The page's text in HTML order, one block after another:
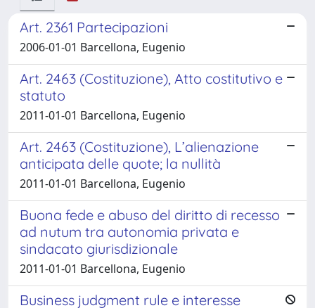
Art. 2361 Partecipazioni
2006-01-01 Barcellona, Eugenio
Art. 2463 (Costituzione), Atto costitutivo e
statuto
2011-01-01 Barcellona, Eugenio
Art. 2463 (Costituzione), L’alienazione
anticipata delle quote; la nullità
2011-01-01 Barcellona, Eugenio
Buona fede e abuso del diritto di recesso
ad nutum tra autonomia privata e
sindacato giurisdizionale
2011-01-01 Barcellona, Eugenio
Business judgment rule e interesse